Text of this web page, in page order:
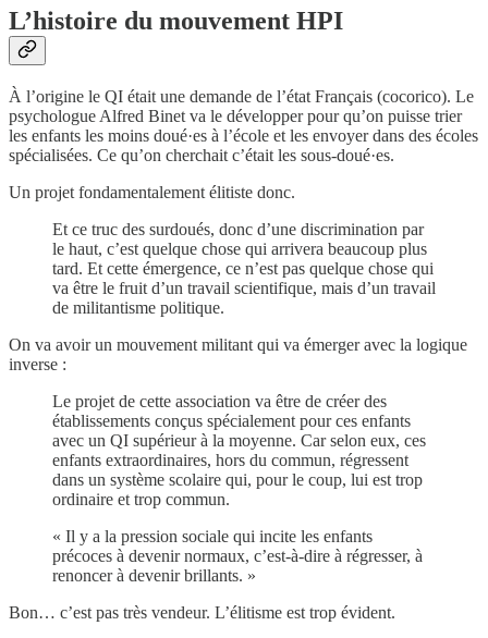
L’histoire du mouvement HPI
À l’origine le QI était une demande de l’état Français (cocorico). Le
psychologue Alfred Binet va le développer pour qu’on puisse trier
les enfants les moins doué·es à l’école et les envoyer dans des écoles
spécialisées. Ce qu’on cherchait c’était les sous-doué·es.
Un projet fondamentalement élitiste donc.
Et ce truc des surdoués, donc d’une discrimination par
le haut, c’est quelque chose qui arrivera beaucoup plus
tard. Et cette émergence, ce n’est pas quelque chose qui
va être le fruit d’un travail scientifique, mais d’un travail
de militantisme politique.
On va avoir un mouvement militant qui va émerger avec la logique
inverse :
Le projet de cette association va être de créer des
établissements conçus spécialement pour ces enfants
avec un QI supérieur à la moyenne. Car selon eux, ces
enfants extraordinaires, hors du commun, régressent
dans un système scolaire qui, pour le coup, lui est trop
ordinaire et trop commun.
« Il y a la pression sociale qui incite les enfants
précoces à devenir normaux, c’est-à-dire à régresser, à
renoncer à devenir brillants. »
Bon… c’est pas très vendeur. L’élitisme est trop évident.